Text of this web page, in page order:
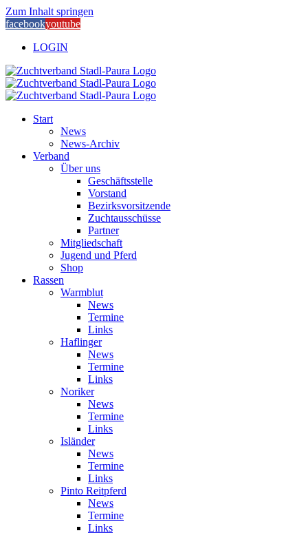
Zum Inhalt springen
facebookyoutube
LOGIN
Start
News
News-Archiv
Verband
Über uns
Geschäftsstelle
Vorstand
Bezirksvorsitzende
Zuchtausschüsse
Partner
Mitgliedschaft
Jugend und Pferd
Shop
Rassen
Warmblut
News
Termine
Links
Haflinger
News
Termine
Links
Noriker
News
Termine
Links
Isländer
News
Termine
Links
Pinto Reitpferd
News
Termine
Links